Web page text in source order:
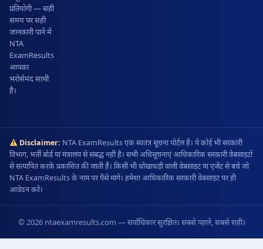
प्रतियोगी — सही
समय पर सही
जानकारी पाने में
NTA
ExamResults
आपका
भरोसेमंद साथी
है।
Disclaimer: NTA ExamResults एक स्वतंत्र सूचना पोर्टल है। ये कोई भी सरकारी
विभाग, भर्ती बोर्ड या मंत्रालय से संबद्ध नहीं है। सभी अधिसूचनाएं आधिकारिक सरकारी वेबसाइटों
से सत्यापित करके प्रकाशित की जाती हैं। किसी भी धोखाधड़ी वाली वेबसाइट या एजेंट से बचे जो
NTA ExamResults के नाम पर पैसे मांगे। हमेशा आधिकारिक सरकारी वेबसाइट पर ही
आवेदन करें।
© 2026 ntaexamresults.com — सर्वाधिकार सुरक्षित। सबसे पहले, सबसे सही।